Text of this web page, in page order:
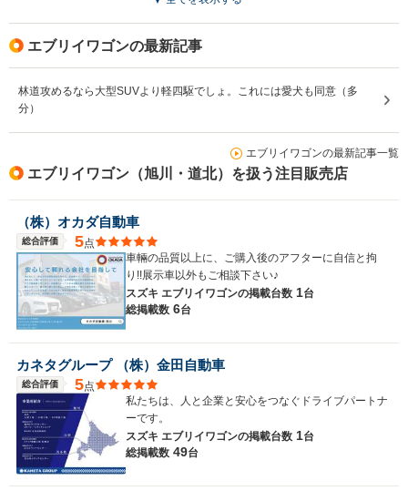
エブリイワゴンの最新記事
林道攻めるなら大型SUVより軽四駆でしょ。これには愛犬も同意（多
分）
エブリイワゴンの最新記事一覧
エブリイワゴン（旭川・道北）を扱う注目販売店
（株）オカダ自動車
総合評価 5点
車輛の品質以上に、ご購入後のアフターに自信と拘
り!!展示車以外もご相談下さい♪
スズキ エブリイワゴンの掲載台数 1台
総掲載数 6台
カネタグループ （株）金田自動車
総合評価 5点
私たちは、人と企業と安心をつなぐドライブパートナ
ーです。
スズキ エブリイワゴンの掲載台数 1台
総掲載数 49台